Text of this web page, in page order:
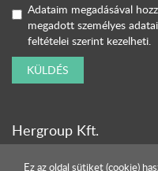
Ez az oldal sütiket (cookie)
Adataim megadásával
megadott személyes
feltételei szerint kezelheti.
KÜLDÉS
Hergroup Kft.